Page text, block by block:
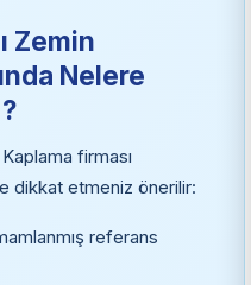
Zemin
Nelere
firması
dikkat etmeniz önerilir:
referans